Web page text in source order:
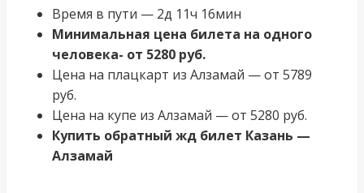
Время в пути — 2д 11ч 16мин
Минимальная цена билета на одного
человека- от 5280 руб.
Цена на плацкарт из Алзамай — от 5789
руб.
Цена на купе из Алзамай — от 5280 руб.
Купить обратный жд билет Казань —
Алзамай